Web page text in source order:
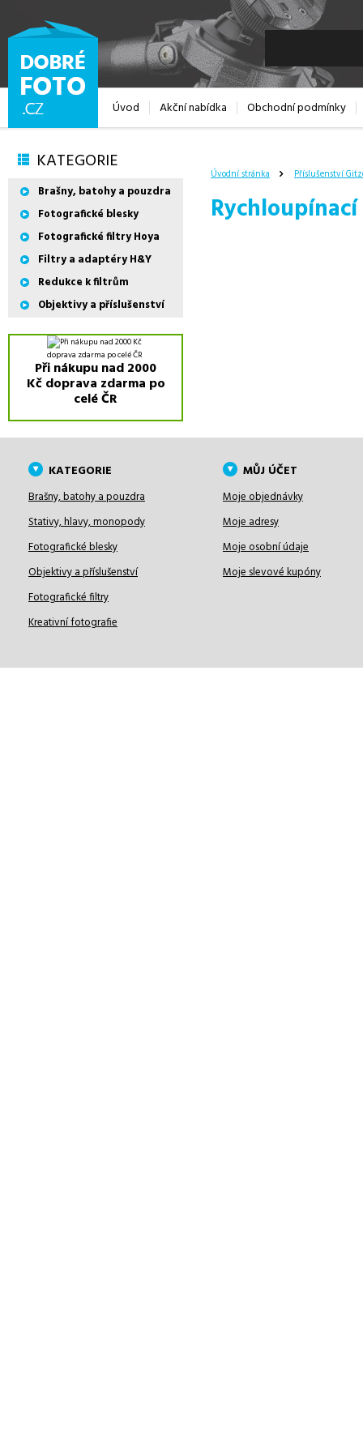
Úvodní stránka Příslušenství
KATEGORIE
Brašny, batohy a pouzdra
Fotografické blesky
Fotografické filtry Hoya
Filtry a adaptéry H&Y
Redukce k filtrům
Objektivy a příslušenství
Při nákupu nad 2000
Kč doprava zdarma po
celé ČR
Úvod Akční nabídka Obchodní podmínky
KATEGORIE
Brašny, batohy a pouzdra
Stativy, hlavy, monopody
Fotografické blesky
Objektivy a příslušenství
Fotografické filtry
Kreativní fotografie
MŮJ ÚČET
Moje objednávky
Moje adresy
Moje osobní údaje
Moje slevové kupóny